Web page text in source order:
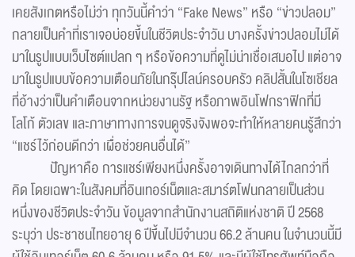
เคยสังเกตหรือไม่ว่า ทุกวันนี้คำว่า “Fake News” หรือ “ข่าวปลอม”
กลายเป็นคำที่เราเจอบ่อยขึ้นในชีวิตประจำวัน บางครั้งข่าวปลอมไม่ได้
มาในรูปแบบเว็บไซต์แปลก ๆ หรือข้อความที่ดูไม่น่าเชื่อเสมอไป แต่อาจ
มาในรูปแบบข้อความเตือนภัยในกรุ๊ปไลน์ครอบครัว คลิปสั้นในโซเชียล
ที่อ้างว่าเป็นคำเตือนจากหน่วยงานรัฐ หรือภาพอินโฟกราฟิกที่มี
โลโก้ ตัวเลข และภาษาทางการจนดูจริงจังพอจะทำให้หลายคนรู้สึกว่า
“แชร์ไว้ก่อนดีกว่า เผื่อช่วยคนอื่นได้”
ปัญหาคือ การแชร์เพียงหนึ่งครั้งอาจเดินทางได้ไกลกว่าที่
คิด โดยเฉพาะในสังคมที่อินเทอร์เน็ตและสมาร์ตโฟนกลายเป็นส่วน
หนึ่งของชีวิตประจำวัน ข้อมูลจากสำนักงานสถิติแห่งชาติ ปี 2568
ระบุว่า ประชาชนไทยอายุ 6 ปีขึ้นไปมีจำนวน 66.2 ล้านคน ในจำนวนนี้มี